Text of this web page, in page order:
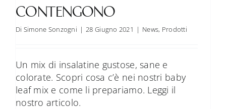
FAQ
Contatti
CONTENGONO
Di Simone Sonzogni | 28 Giugno 2021 | News, Prodotti
Un mix di insalatine gustose, sane e
colorate. Scopri cosa c’è nei nostri baby
leaf mix e come li prepariamo. Leggi il
nostro articolo.